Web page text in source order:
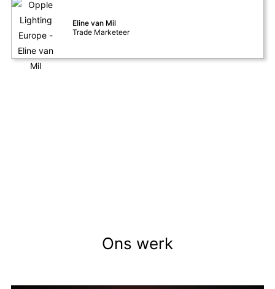
Eline van Mil
Trade Marketeer
Ons werk